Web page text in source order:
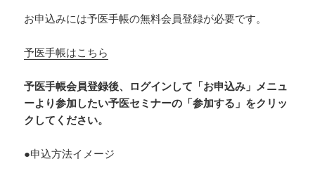
お申込みには予医手帳の無料会員登録が必要です。
予医手帳はこちら
予医手帳会員登録後、ログインして「お申込み」メニュ
ーより参加したい予医セミナーの「参加する」をクリッ
クしてください。
●申込方法イメージ